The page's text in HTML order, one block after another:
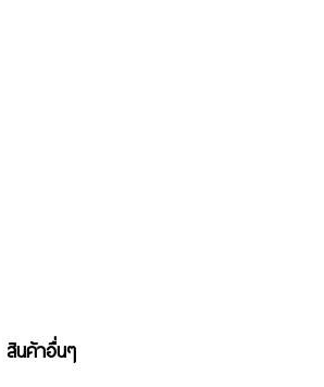
สินค้าอื่นๆ